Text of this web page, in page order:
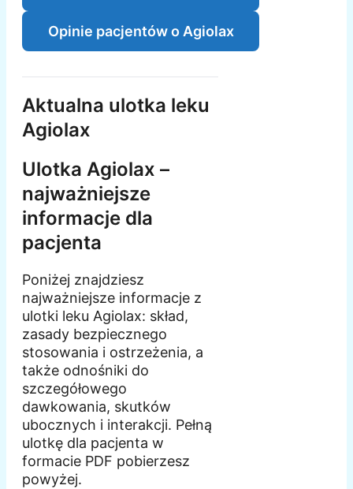
Opinie pacjentów o Agiolax
Aktualna ulotka leku
Agiolax
Ulotka Agiolax –
najważniejsze
informacje dla
pacjenta
Poniżej znajdziesz
najważniejsze informacje z
ulotki leku Agiolax: skład,
zasady bezpiecznego
stosowania i ostrzeżenia, a
także odnośniki do
szczegółowego
dawkowania, skutków
ubocznych i interakcji. Pełną
ulotkę dla pacjenta w
formacie PDF pobierzesz
powyżej.